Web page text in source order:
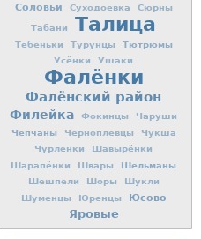
Соловьи
Суходоевка Сюрны
Табани Талица
Тебеньки Турунцы Тютрюмы
Усёнки Ушаки
Фалёнки
Фалёнский район
Филейка Фокинцы Чаруши
Чепчаны Черноплевцы
Чукша
Чурленки
Шавырёнки
Шарапёнки
Швары Шельманы
Шешпели Шоры
Шукли
Шуменцы
Юренцы Юсово
Яровые